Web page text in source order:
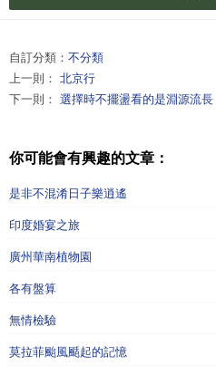
自訂分類： 不分類
上一則： 北京行
下一則： 選擇時不擺盪看的是淵源流長
你可能會有興趣的文章：
是非不混淆日子樂逍遙
印度婚宴之旅
廣州華南植物園
各有盤算
無情檢驗
莫拉菲颱風颳起的記憶